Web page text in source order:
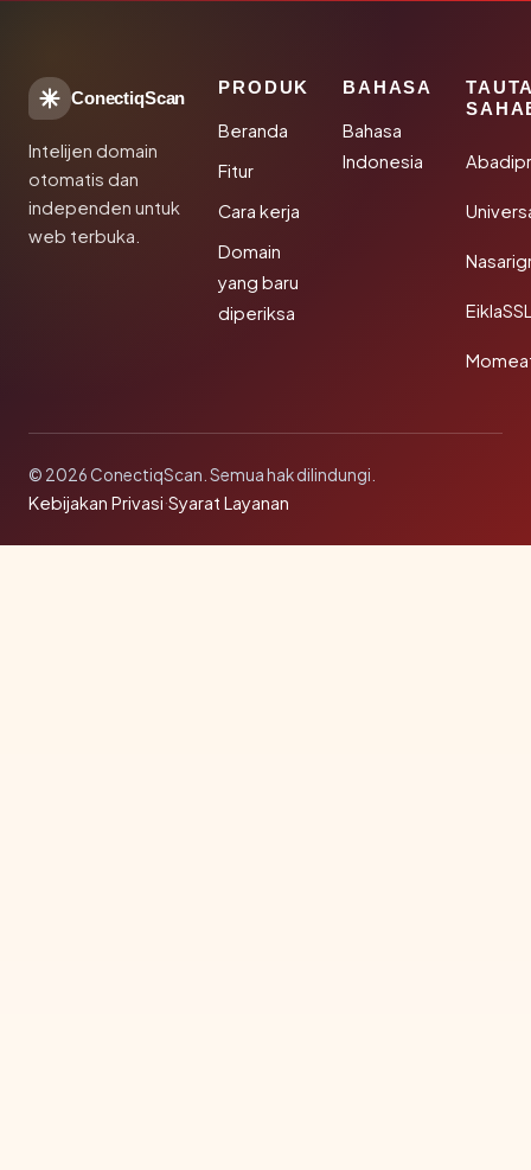
ConectiqScan
Intelijen domain
otomatis dan
independen untuk
web terbuka.
PRODUK
Beranda
Fitur
Cara kerja
Domain
yang baru
diperiksa
BAHASA
Bahasa
Indonesia
© 2026 ConectiqScan. Semua hak dilindungi.
Kebijakan Privasi·Syarat Layanan